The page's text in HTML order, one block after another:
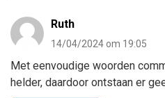
Ruth
14/04/2024 om 19:05
Met eenvoudige woorden
helder, daardoor ontstaan er